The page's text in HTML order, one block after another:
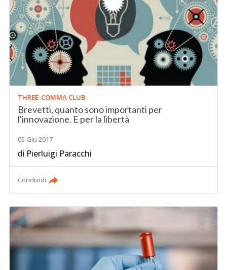
THREE-COMMA CLUB
Brevetti, quanto sono importanti per
l'innovazione. E per la libertà
05 Giu 2017
di Pierluigi Paracchi
Condividi